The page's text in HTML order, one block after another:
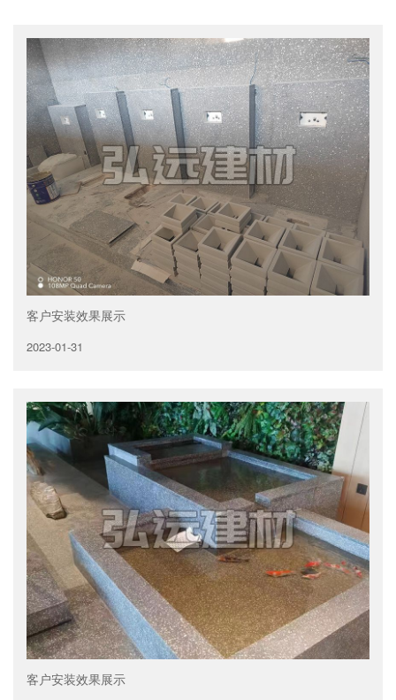
客户安装效果展示
2023-01-31
客户安装效果展示